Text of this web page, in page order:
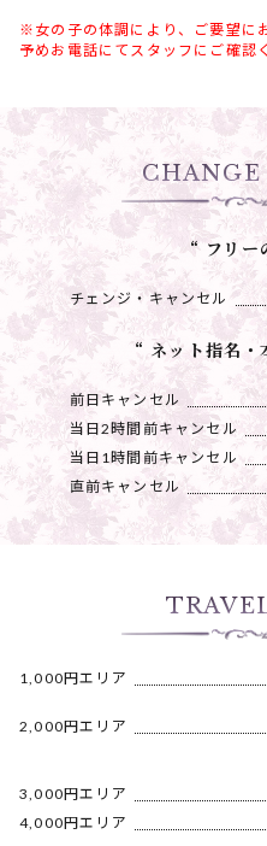
※女の子の体調により、ご要望に
予めお電話にてスタッフにご確認
CHANGE
“ フリー
チェンジ・キャンセル
“ ネット指名・
前日キャンセル
当日2時間前キャンセル
当日1時間前キャンセル
直前キャンセル
1,000円エリア
2,000円エリア
3,000円エリア
4,000円エリア